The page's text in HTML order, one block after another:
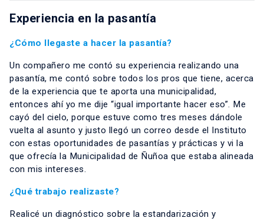
Experiencia en la pasantía
¿Cómo llegaste a hacer la pasantía?
Un compañero me contó su experiencia realizando una
pasantía, me contó sobre todos los pros que tiene, acerca
de la experiencia que te aporta una municipalidad,
entonces ahí yo me dije “igual importante hacer eso”. Me
cayó del cielo, porque estuve como tres meses dándole
vuelta al asunto y justo llegó un correo desde el Instituto
con estas oportunidades de pasantías y prácticas y vi la
que ofrecía la Municipalidad de Ñuñoa que estaba alineada
con mis intereses.
¿Qué trabajo realizaste?
Realicé un diagnóstico sobre la estandarización y